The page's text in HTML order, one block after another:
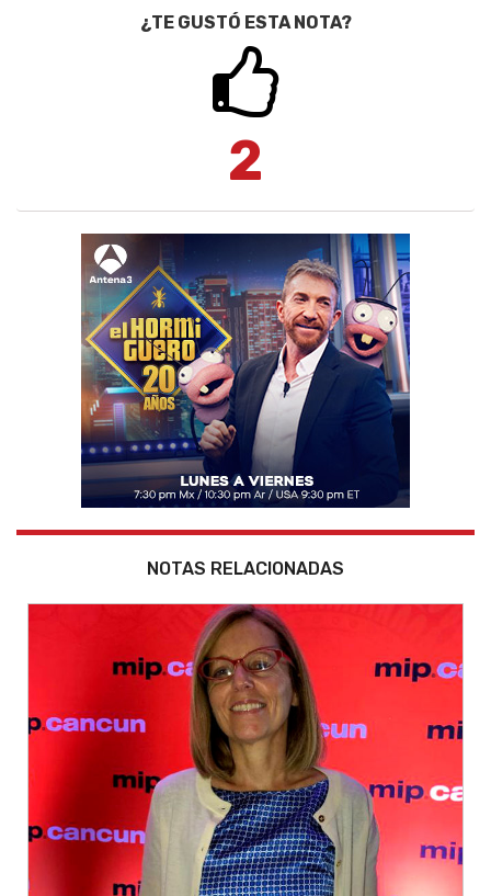
¿TE GUSTÓ ESTA NOTA?
2
NOTAS RELACIONADAS